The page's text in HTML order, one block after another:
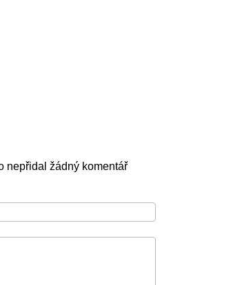
nepřidal žádný komentář